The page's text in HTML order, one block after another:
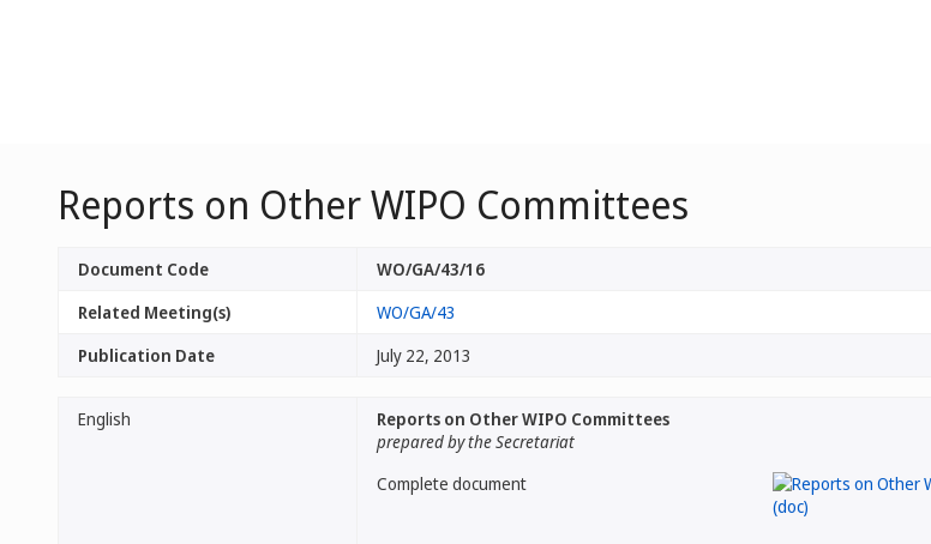
Reports on Other WIPO Committees
Document Code
WO/GA/43/16
Related Meeting(s)
WO/GA/43
Publication Date
July 22, 2013
English
Reports on Other WIPO Committees
prepared by the Secretariat
Complete document